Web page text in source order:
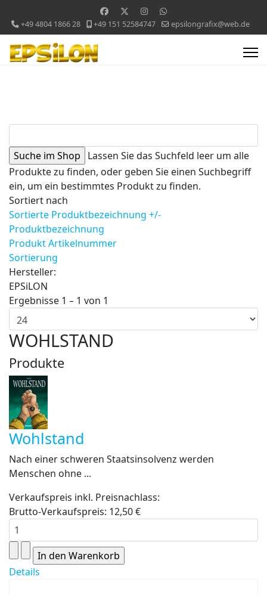
+49 4804 1866 28 +49 151 52584747 epsilongrafix@web.de
Lassen Sie das Suchfeld leer um alle
Produkte zu finden, oder geben Sie einen Suchbegriff
ein, um ein bestimmtes Produkt zu finden.
Sortiert nach
Sortierte Produktbezeichnung +/-
Produktbezeichnung
Produkt Artikelnummer
Sortierung
Hersteller:
EPSiLON
Ergebnisse 1 – 1 von 1
WOHLSTAND
Produkte
Wohlstand
Nach einer schweren Staatsinsolvenz werden
Menschen ohne ...
Verkaufspreis inkl. Preisnachlass:
Brutto-Verkaufspreis: 12,50 €
Details